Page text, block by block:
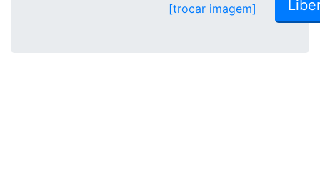
[trocar imagem]